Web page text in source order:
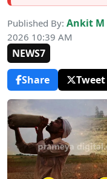
Published By: Ankit M
2026 10:39 AM
NEWS7
Share
Tweet